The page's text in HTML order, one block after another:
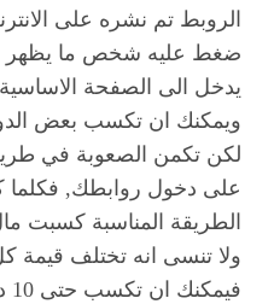
الروبط تم نشره على
يدخل الى الصفحة
ويمكنك ان تكسب بعض
لكن تكمن الصعوبة في
على دخول روابطك, فكلما
الطريقة المناسبة كسبت
ولا تنسى انه تختلف قيمة